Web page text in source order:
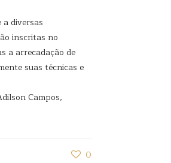
diversas
inscritas no
a arrecadação de
suas técnicas e
Campos,
0